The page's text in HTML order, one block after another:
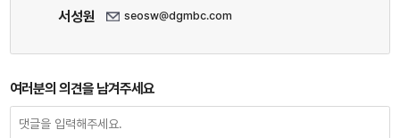
서성원 seosw@dgmbc.com
여러분의 의견을 남겨주세요